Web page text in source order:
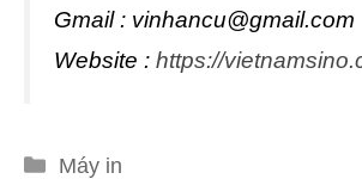
Gmail : vinhancu@gmail.com
Website : https://
Danh
Máy in